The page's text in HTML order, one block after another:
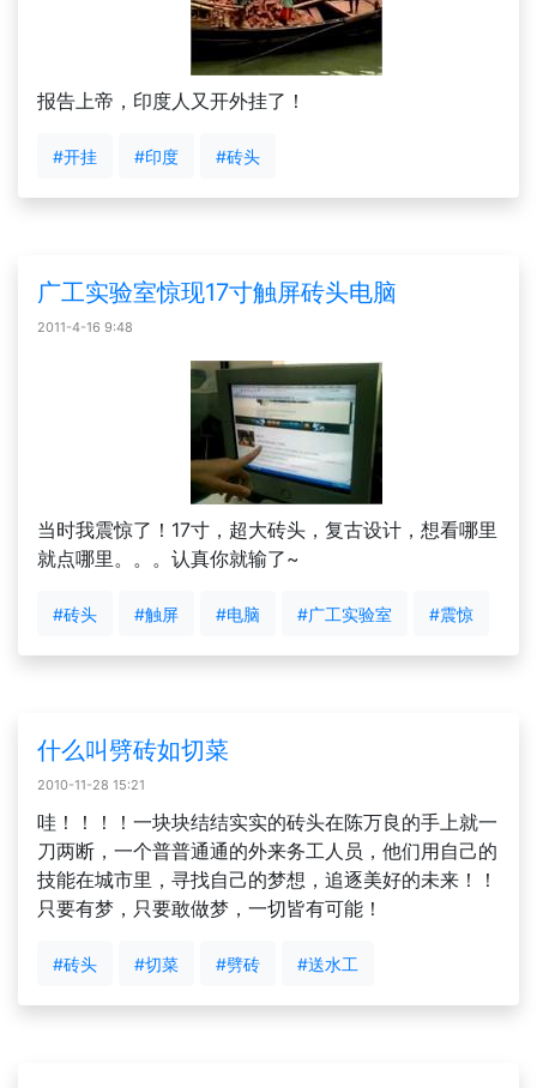
报告上帝，印度人又开外挂了！
#开挂 #印度 #砖头
广工实验室惊现17寸触屏砖头电脑
2011-4-16 9:48
当时我震惊了！17寸，超大砖头，复古设计，想看哪里
就点哪里。。。认真你就输了~
#砖头 #触屏 #电脑 #广工实验室 #震惊
什么叫劈砖如切菜
2010-11-28 15:21
哇！！！！一块块结结实实的砖头在陈万良的手上就一
刀两断，一个普普通通的外来务工人员，他们用自己的
技能在城市里，寻找自己的梦想，追逐美好的未来！！
只要有梦，只要敢做梦，一切皆有可能！
#砖头 #切菜 #劈砖 #送水工